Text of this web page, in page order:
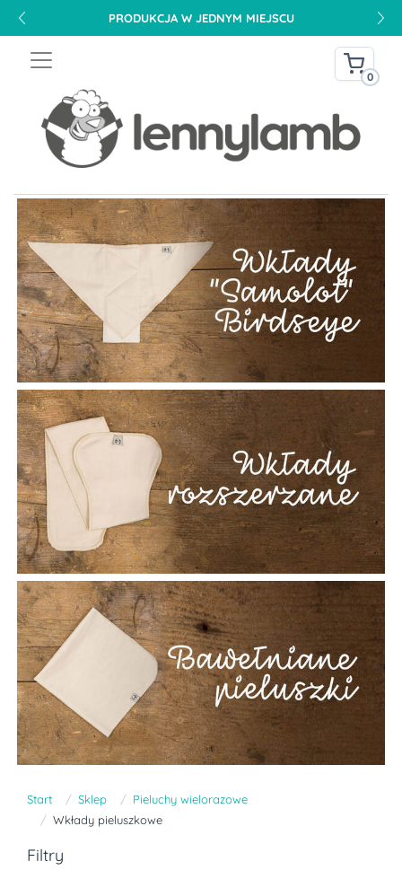
PRODUKCJA W JEDNYM MIEJSCU
0
Start Sklep
Pieluchy wielorazowe
Wkłady pieluszkowe
Filtry